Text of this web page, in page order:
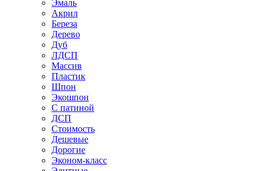
Эмаль
Акрил
Береза
Дерево
Дуб
ЛДСП
Массив
Пластик
Шпон
Экошпон
С патиной
ДСП
Стоимость
Дешевые
Дорогие
Эконом-класс